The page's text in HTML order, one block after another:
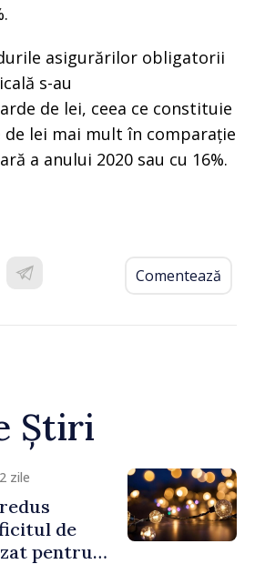
asigurărilor obligatorii
s-au
de lei, ceea ce constituie
de lei mai mult în comparație
a anului 2020 sau cu 16%.
Comentează
Știri
zile
de
pentru